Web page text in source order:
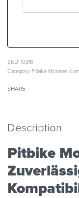
SKU: 10316
Category: Pitbike Motoren
SHARE
Description
Pitbike